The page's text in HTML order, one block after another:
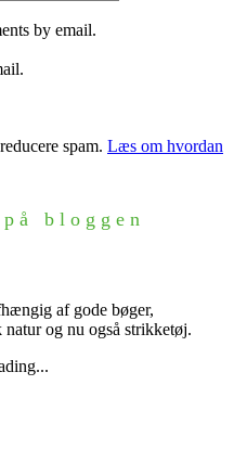
by email.
spam. Læs om hvordan
bloggen
af gode bøger,
og nu også strikketøj.